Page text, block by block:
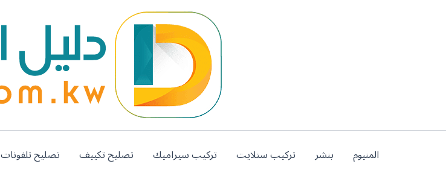
المنيوم بنشر تركيب ستلايت تركيب سيراميك تصليح تكييف تصليح تلفونات